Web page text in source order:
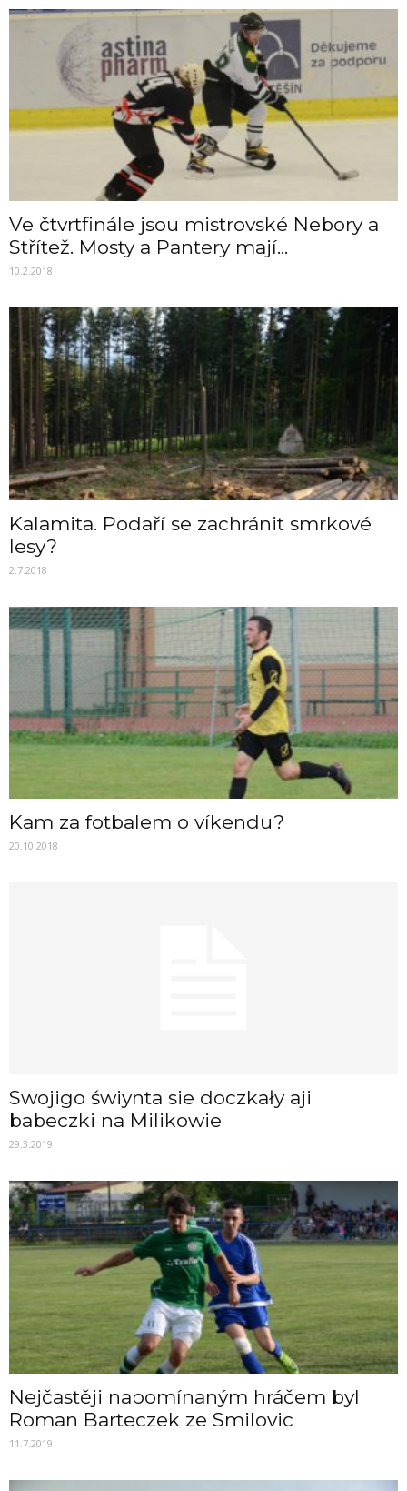
Ve čtvrtfinále jsou mistrovské Nebory a
Střítež. Mosty a Pantery mají...
10.2.2018
Kalamita. Podaří se zachránit smrkové
lesy?
2.7.2018
Kam za fotbalem o víkendu?
20.10.2018
Swojigo świynta sie doczkały aji
babeczki na Milikowie
29.3.2019
Nejčastěji napomínaným hráčem byl
Roman Barteczek ze Smilovic
11.7.2019